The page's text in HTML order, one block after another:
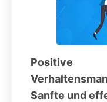
Positive
Sanfte und